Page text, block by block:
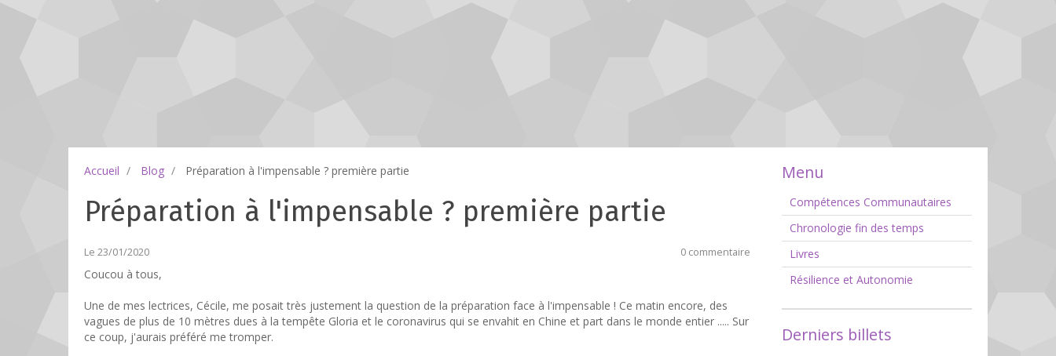
Accueil Blog Préparation à l'impensable ? première partie
Préparation à l'impensable ? première partie
Le 23/01/2020 0 commentaire
Coucou à tous,
Une de mes lectrices, Cécile, me posait très justement la question de la préparation face à l'impensable ! Ce matin encore, des
vagues de plus de 10 mètres dues à la tempête Gloria et le coronavirus qui se envahit en Chine et part dans le monde entier ..... Sur
ce coup, j'aurais préféré me tromper.
Menu
Compétences Communautaires
Chronologie fin des temps
Livres
Résilience et Autonomie
Derniers billets